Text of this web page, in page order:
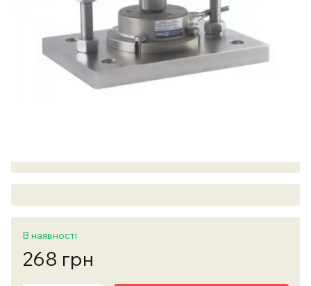
В наявності
268 грн